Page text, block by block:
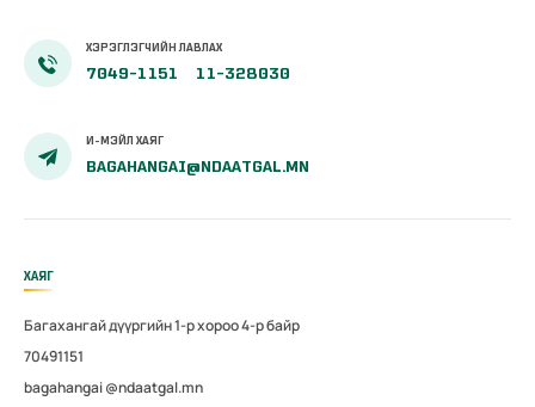
ХЭРЭГЛЭГЧИЙН ЛАВЛАХ
7049-1151 11-328030
И-МЭЙЛ ХАЯГ
BAGAHANGAI@NDAATGAL.MN
ХАЯГ
Багахангай дүүргийн 1-р хороо 4-р байр
70491151
bagahangai @ndaatgal.mn